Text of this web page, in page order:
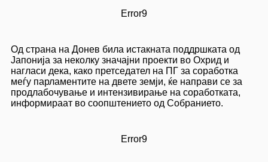
Error9
Од страна на Донев била истакната поддршката од
Јапонија за неколку значајни проекти во Охрид и
нагласи дека, како претседател на ПГ за соработка
меѓу парламентите на двете земји, ќе направи се за
продлабочување и интензивирање на соработката,
информираат во соопштението од Собранието.
Error9